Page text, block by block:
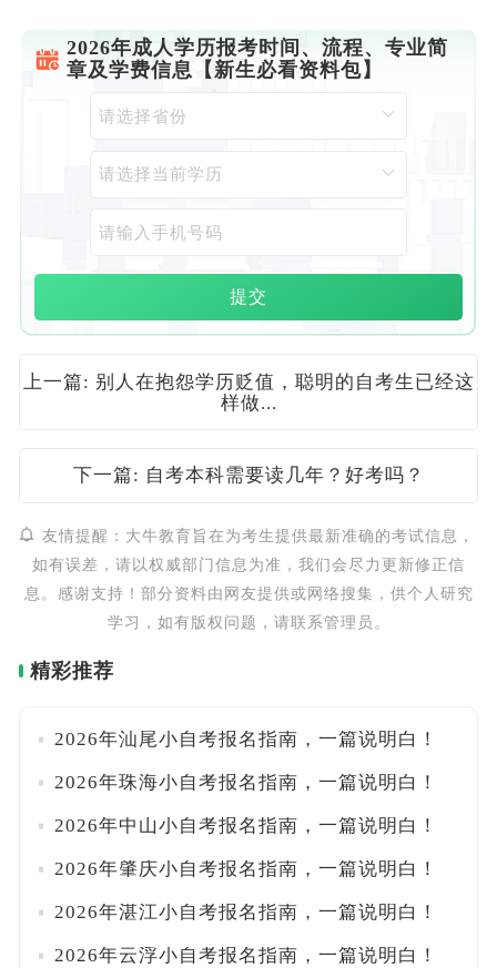
2026年成人学历报考时间、流程、专业简
章及学费信息【新生必看资料包】
提交
上一篇: 别人在抱怨学历贬值，聪明的自考生已经这
样做...
下一篇: 自考本科需要读几年？好考吗？
友情提醒：大牛教育旨在为考生提供最新准确的考试信息，
如有误差，请以权威部门信息为准，我们会尽力更新修正信
息。感谢支持！部分资料由网友提供或网络搜集，供个人研究
学习，如有版权问题，请联系管理员。
精彩推荐
2026年汕尾小自考报名指南，一篇说明白！
2026年珠海小自考报名指南，一篇说明白！
2026年中山小自考报名指南，一篇说明白！
2026年肇庆小自考报名指南，一篇说明白！
2026年湛江小自考报名指南，一篇说明白！
2026年云浮小自考报名指南，一篇说明白！